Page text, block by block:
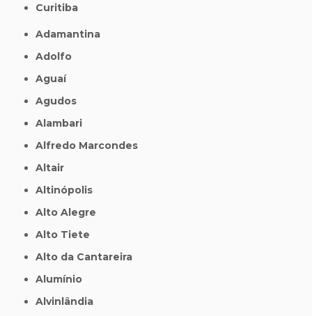
Curitiba
Adamantina
Adolfo
Aguaí
Agudos
Alambari
Alfredo Marcondes
Altair
Altinópolis
Alto Alegre
Alto Tiete
Alto da Cantareira
Alumínio
Alvinlândia